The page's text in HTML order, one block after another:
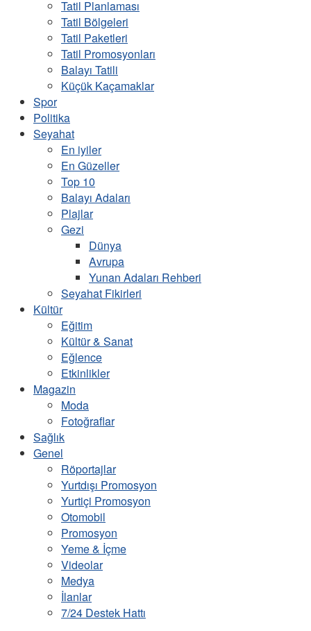
Tatil Planlaması
Tatil Bölgeleri
Tatil Paketleri
Tatil Promosyonları
Balayı Tatili
Küçük Kaçamaklar
Spor
Politika
Seyahat
En iyiler
En Güzeller
Top 10
Balayı Adaları
Plajlar
Gezi
Dünya
Avrupa
Yunan Adaları Rehberi
Seyahat Fikirleri
Kültür
Eğitim
Kültür & Sanat
Eğlence
Etkinlikler
Magazin
Moda
Fotoğraflar
Sağlık
Genel
Röportajlar
Yurtdışı Promosyon
Yurtiçi Promosyon
Otomobil
Promosyon
Yeme & İçme
Videolar
Medya
İlanlar
7/24 Destek Hattı